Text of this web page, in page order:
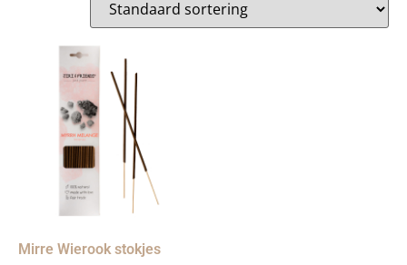
Mirre Wierook stokjes